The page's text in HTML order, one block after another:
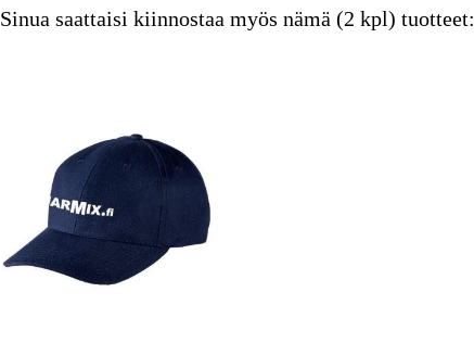
Sinua saattaisi kiinnostaa myös nämä (2 kpl) tuotteet: